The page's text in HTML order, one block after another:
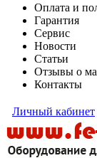
Оплата и
Гарантия
Сервис
Новости
Статьи
Отзывы о
Контакты
Личный кабинет